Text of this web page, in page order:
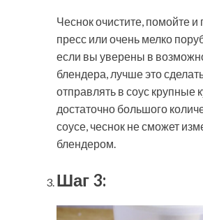
Чеснок очистите, помойте и
пресс или очень мелко
если вы уверены в
блендера, лучше это
отправлять в соус крупные
достаточно большого
соусе, чеснок не сможет
блендером.
Шаг 3: